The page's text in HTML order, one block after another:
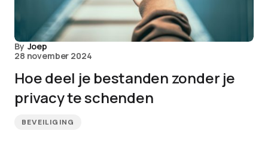
By Joep
28 november 2024
Hoe deel je bestanden zonder je
privacy te schenden
BEVEILIGING